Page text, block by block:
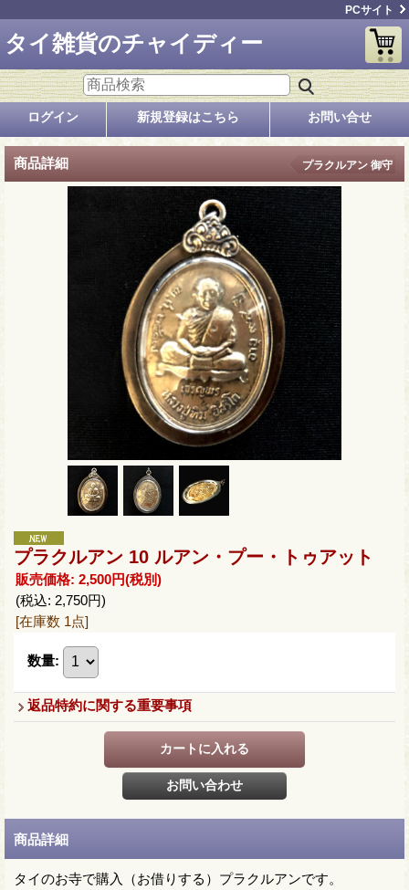
PCサイト
タイ雑貨のチャイディー
ログイン 新規登録はこちら お問い合せ
商品詳細 プラクルアン 御守
プラクルアン 10 ルアン・プー・トゥアット
販売価格: 2,500円(税別)
(税込: 2,750円)
[在庫数 1点]
数量:
返品特約に関する重要事項
商品詳細
タイのお寺で購入（お借りする）プラクルアンです。